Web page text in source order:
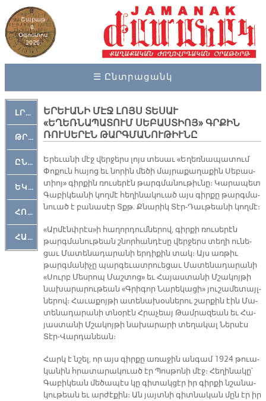
Շաբաթ
8,
Օգոստոս
2026
☰ Ընտրացանկ
ԼՐԱՀՈՍ
ԹՐՔԱՀԱՅ ԿԵԱՆՔ
ԸՆԿԵՐԱՄՇԱԿՈՒԹԱՅԻՆ
ԵԿԵՂԵՑԱԿԱՆ
ՀՈԳԵՄՏԱՒՈՐ
ՀԱՐԹԱԿ
ԵՐԵՒԱՆԻ ՄԷՋ ԼՈՅՍ ՏԵՍԱՒ
«ԵՂԵՌՆԱՊԱՏՈՒՄ ՍԵԲԱՍՏԻՈՅ» ԳՐՔԻՆ
ՌՈՒՍԵՐԷՆ ԹԱՐԳՄԱՆՈՒԹԻՒՆԸ
Ե­րե­ւա­նի մէջ վեր­ջերս լոյս տե­սաւ «Ե­ղեռ­նա­պա­տում
Փո­քուն հա­յոց եւ նո­րին մե­ծի մայ­րա­քա­ղա­քին Սե­բաս­
տիոյ» գիր­քին ռու­սե­րէն թարգ­մա­նու­թիւ­նը։ Կա­րա­պետ
Գա­բի­կեա­նի կող­մէ հե­ղի­նա­կուած այս գիր­քը թարգ­մա­
նուած է բա­նա­սէր Տքթ. Քնա­րիկ Տէր-Դաւ­թեա­նի կող­մէ։
«Ար­մէնփ­րէս»ի հա­ղոր­դում­նե­րով, գիր­քի ռու­սե­րէն
թարգ­մա­նու­թեան շնոր­հան­դէ­սը վեր­ջերս տե­ղի ու­նե­
ցաւ Մա­տե­նա­դա­րա­նի եր­դի­քին տակ։ Այս առ­թիւ
թարգ­մա­նի­չը պար­գե­ւատ­րուե­ցաւ Մա­տե­նա­դա­րա­նի
«Սուրբ Մես­րոպ Մաշ­տոց» եւ Հա­յաս­տա­նի Մշա­կոյ­թի
նա­խա­րա­րու­թեան «Գրի­գոր Նա­րե­կա­ցի» յու­շա­մե­տայլ­
նե­րով։ Հա­ւա­քոյ­թի ա­տե­նա­խօս­նե­րու շար­քին էին Մա­
տե­նա­դա­րա­նի տնօ­րէն Հրա­չեայ Թամ­րա­զեան եւ Հա­
յաս­տա­նի Մշա­կոյ­թի նա­խա­րա­րի տե­ղա­կալ Ներ­սէս
Տէր-Վար­դա­նեան։
Հարկ է նշել, որ այս գիր­քը ա­ռա­ջին ան­գամ 1924 թուա­
կա­նին հրա­տա­րա­կուած էր Պոս­թո­նի մէջ։ Հե­ղի­նա­կը՝
Գա­բի­կեան մե­ծա­պէս կը գի­տակ­ցէր իր գիր­քի նշա­նա­
կու­թեան եւ ար­ժէ­քին։ Ան յայտ­նի գիտ­նա­կան մըն էր իր